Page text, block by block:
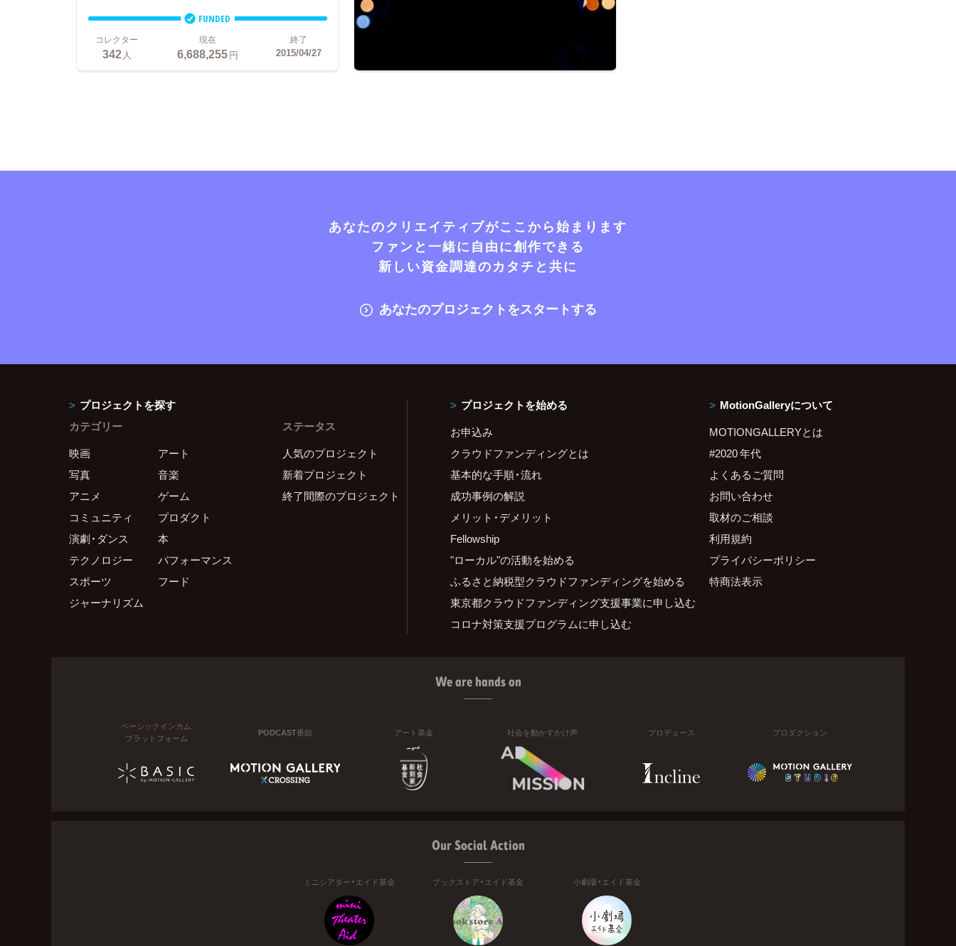
FUNDED
コレクター
342人
現在
6,688,255円
終了
2015/04/27
あなたのクリエイティブがここから始まります
ファンと一緒に自由に創作できる
新しい資金調達のカタチと共に
あなたのプロジェクトをスタートする
プロジェクトを探す
カテゴリー
映画
アート
写真
音楽
アニメ
ゲーム
コミュニティ
プロダクト
演劇・ダンス
本
テクノロジー
パフォーマンス
スポーツ
フード
ジャーナリズム
ステータス
人気のプロジェクト
新着プロジェクト
終了間際のプロジェクト
プロジェクトを始める
お申込み
クラウドファンディングとは
基本的な手順・流れ
成功事例の解説
メリット・デメリット
Fellowship
"ローカル"の活動を始める
ふるさと納税型クラウドファンディングを始める
東京都クラウドファンディング支援事業に申し込む
コロナ対策支援プログラムに申し込む
MotionGalleryについて
MOTIONGALLERYとは
#2020 年代
よくあるご質問
お問い合わせ
取材のご相談
利用規約
プライバシーポリシー
特商法表示
We are hands on
ベーシックインカム
プラットフォーム
PODCAST番組 アート基金 社会を動かすかけ声 プロデュース プロダクション
Our Social Action
ミニシアター・エイド基金 ブックストア・エイド基金 小劇場・エイド基金